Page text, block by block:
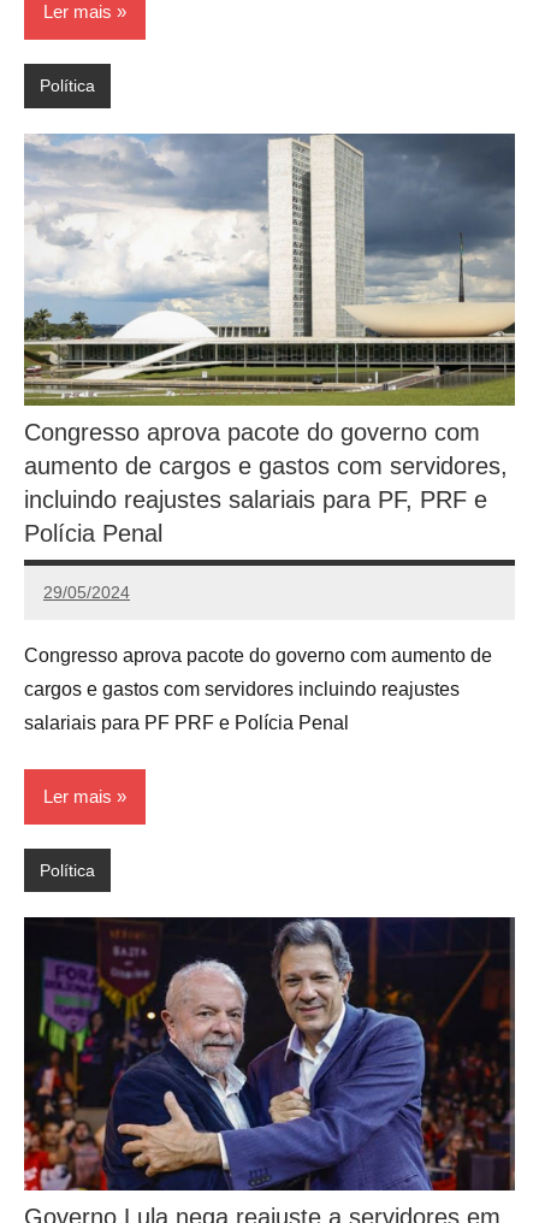
Ler mais
Política
Congresso aprova pacote do governo com
aumento de cargos e gastos com servidores,
incluindo reajustes salariais para PF, PRF e
Polícia Penal
29/05/2024
Redação
Congresso aprova pacote do governo com aumento de
cargos e gastos com servidores incluindo reajustes
salariais para PF PRF e Polícia Penal
Ler mais
Política
Governo Lula nega reajuste a servidores em